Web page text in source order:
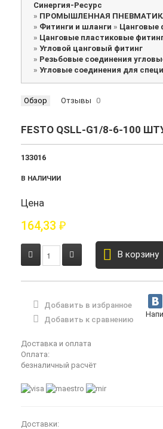
Синергия-Ресурс
» ПРОМЫШЛЕННАЯ
» Фитинги и шланги » Цанговые
» Цанговые пластиковые
» Угловой цанговый фитинг
» Резьбовые соединения
» Угловые соединения для
Обзор Отзывы 0
FESTO QSLL-G1/8-6-100
133016
В НАЛИЧИИ
Цена
164,33 ₽
В корзину
Добавить в избранное
Добавить к сравнению
Доставка и оплата
Оплата:
безналичный расчёт
Доставки: